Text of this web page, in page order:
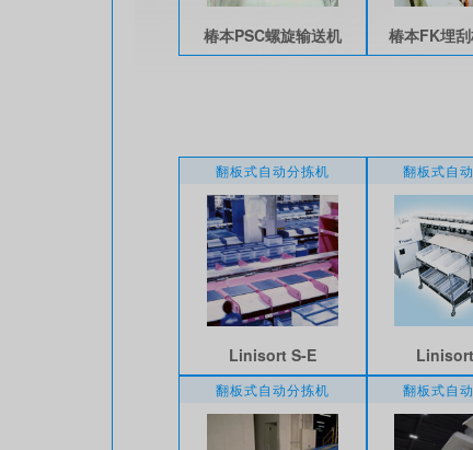
椿本PSC螺旋输送机 椿本FK埋
翻板式自动分拣机
Linisort S-E
翻板式自
翻板式自动分拣机 翻板式自